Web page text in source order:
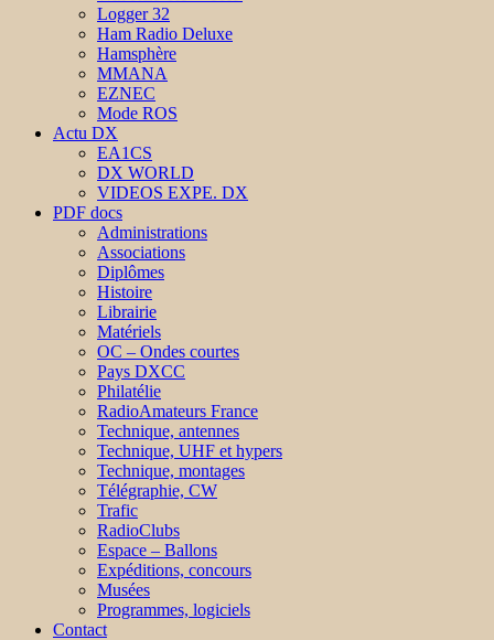
Logger 32
Ham Radio Deluxe
Hamsphère
MMANA
EZNEC
Mode ROS
Actu DX
EA1CS
DX WORLD
VIDEOS EXPE. DX
PDF docs
Administrations
Associations
Diplômes
Histoire
Librairie
Matériels
OC – Ondes courtes
Pays DXCC
Philatélie
RadioAmateurs France
Technique, antennes
Technique, UHF et hypers
Technique, montages
Télégraphie, CW
Trafic
RadioClubs
Espace – Ballons
Expéditions, concours
Musées
Programmes, logiciels
Contact